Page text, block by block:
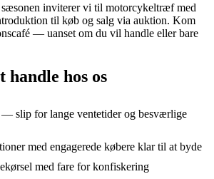
sæsonen inviterer vi til motorcykeltræf med
til køb og salg via auktion. Kom
— uanset om du vil handle eller bare
handle hos os
slip for lange ventetider og besværlige
med engagerede købere klar til at byde
med fare for konfiskering